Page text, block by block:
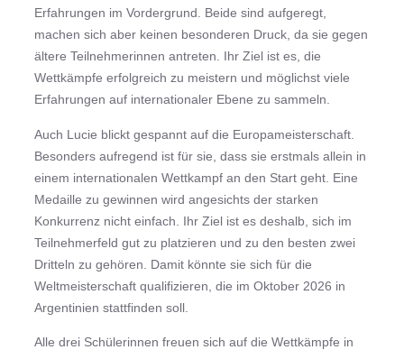
Erfahrungen im Vordergrund. Beide sind aufgeregt,
machen sich aber keinen besonderen Druck, da sie gegen
ältere Teilnehmerinnen antreten. Ihr Ziel ist es, die
Wettkämpfe erfolgreich zu meistern und möglichst viele
Erfahrungen auf internationaler Ebene zu sammeln.
Auch Lucie blickt gespannt auf die Europameisterschaft.
Besonders aufregend ist für sie, dass sie erstmals allein in
einem internationalen Wettkampf an den Start geht. Eine
Medaille zu gewinnen wird angesichts der starken
Konkurrenz nicht einfach. Ihr Ziel ist es deshalb, sich im
Teilnehmerfeld gut zu platzieren und zu den besten zwei
Dritteln zu gehören. Damit könnte sie sich für die
Weltmeisterschaft qualifizieren, die im Oktober 2026 in
Argentinien stattfinden soll.
Alle drei Schülerinnen freuen sich auf die Wettkämpfe in